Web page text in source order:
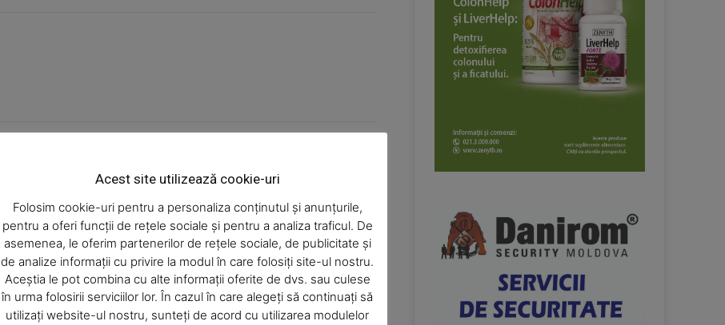
Company
About
Contact us
Subscription Plans
My account
Acest site utilizează cookie-uri
Folosim cookie-uri pentru a personaliza conținutul și anunțurile,
pentru a oferi funcții de rețele sociale și pentru a analiza traficul. De
asemenea, le oferim partenerilor de rețele sociale, de publicitate și
de analize informații cu privire la modul în care folosiți site-ul nostru.
Aceștia le pot combina cu alte informații oferite de dvs. sau culese
în urma folosirii serviciilor lor. În cazul în care alegeți să continuați să
utilizați website-ul nostru, sunteți de acord cu utilizarea modulelor